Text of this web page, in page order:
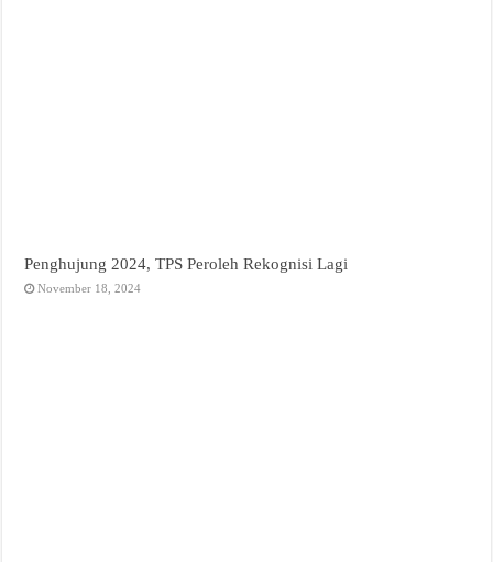
Penghujung 2024, TPS Peroleh Rekognisi Lagi
November 18, 2024